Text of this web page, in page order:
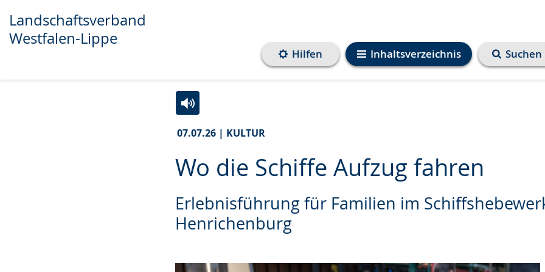
Landschaftsverband
Westfalen-Lippe
Inhaltsverzeichnis
Hilfen Suchen
07.07.26 | KULTUR
Wo die Schiffe Aufzug fahren
Erlebnisführung für Familien im
Henrichenburg
Leichten
Sprache
wechseln.
Audio-
Unterstützung.
Video
in
Deutscher
Gebärdensprache
wird
angezeigt.